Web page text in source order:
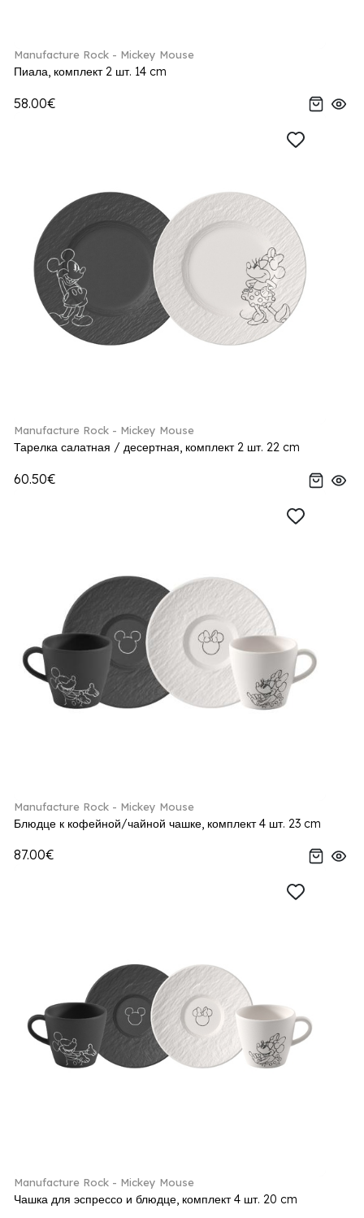
Manufacture Rock - Mickey Mouse
Пиала, комплект 2 шт. 14 cm
58.00€
Manufacture Rock - Mickey Mouse
Тарелка салатная / десертная, комплект 2 шт. 22 cm
60.50€
Manufacture Rock - Mickey Mouse
Блюдце к кофейной/чайной чашке, комплект 4 шт. 23 cm
87.00€
Manufacture Rock - Mickey Mouse
Чашка для эспрессо и блюдце, комплект 4 шт. 20 cm